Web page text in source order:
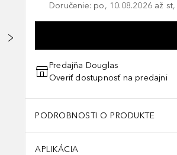
Doručenie: po, 10.08.2026 až
Predajňa Douglas
Overiť dostupnosť na predajni
PODROBNOSTI O PRODUKTE
APLIKÁCIA